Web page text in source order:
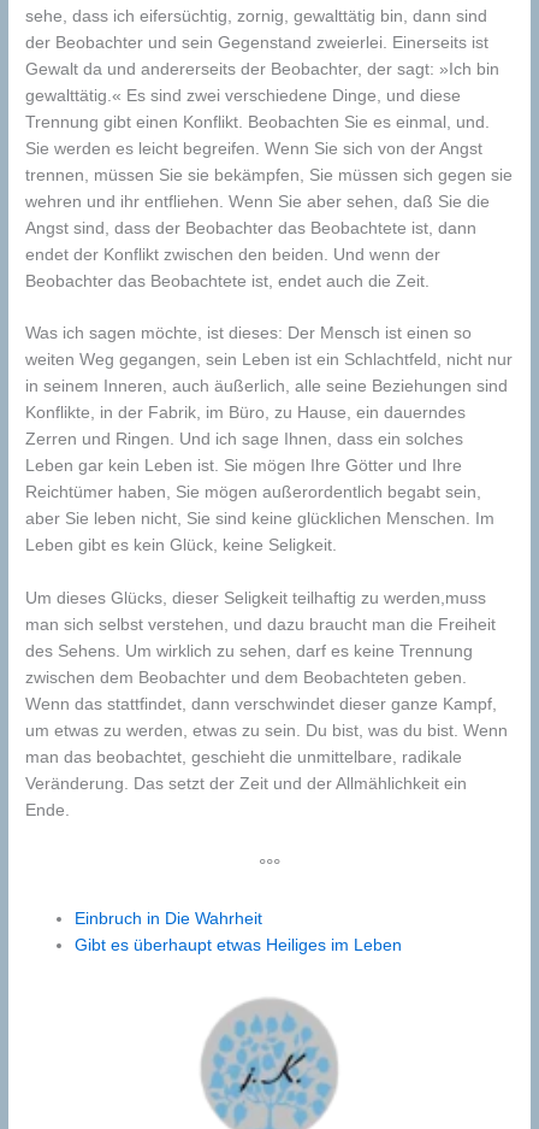
sehe, dass ich eifersüchtig, zornig, gewalttätig bin, dann sind
der Beobachter und sein Gegenstand zweierlei. Einerseits ist
Gewalt da und andererseits der Beobachter, der sagt: »Ich bin
gewalttätig.« Es sind zwei verschiedene Dinge, und diese
Trennung gibt einen Konflikt. Beobachten Sie es einmal, und.
Sie werden es leicht begreifen. Wenn Sie sich von der Angst
trennen, müssen Sie sie bekämpfen, Sie müssen sich gegen sie
wehren und ihr entfliehen. Wenn Sie aber sehen, daß Sie die
Angst sind, dass der Beobachter das Beobachtete ist, dann
endet der Konflikt zwischen den beiden. Und wenn der
Beobachter das Beobachtete ist, endet auch die Zeit.
Was ich sagen möchte, ist dieses: Der Mensch ist einen so
weiten Weg gegangen, sein Leben ist ein Schlachtfeld, nicht nur
in seinem Inneren, auch äußerlich, alle seine Beziehungen sind
Konflikte, in der Fabrik, im Büro, zu Hause, ein dauerndes
Zerren und Ringen. Und ich sage Ihnen, dass ein solches
Leben gar kein Leben ist. Sie mögen Ihre Götter und Ihre
Reichtümer haben, Sie mögen außerordentlich begabt sein,
aber Sie leben nicht, Sie sind keine glücklichen Menschen. Im
Leben gibt es kein Glück, keine Seligkeit.
Um dieses Glücks, dieser Seligkeit teilhaftig zu werden,muss
man sich selbst verstehen, und dazu braucht man die Freiheit
des Sehens. Um wirklich zu sehen, darf es keine Trennung
zwischen dem Beobachter und dem Beobachteten geben.
Wenn das stattfindet, dann verschwindet dieser ganze Kampf,
um etwas zu werden, etwas zu sein. Du bist, was du bist. Wenn
man das beobachtet, geschieht die unmittelbare, radikale
Veränderung. Das setzt der Zeit und der Allmählichkeit ein
Ende.
°°°
Einbruch in Die Wahrheit
Gibt es überhaupt etwas Heiliges im Leben